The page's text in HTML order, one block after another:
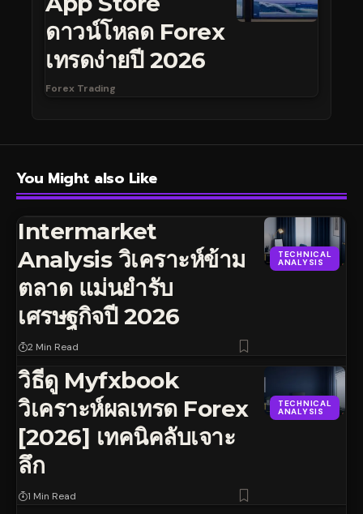
ดาวน์โหลด Forex
เทรดง่ายปี 2026
Forex Trading
You Might also Like
TECHNICAL
ANALYSIS
Intermarket
Analysis วิเคราะห์ข้าม
ตลาด แม่นยำรับ
เศรษฐกิจปี 2026
2 Min Read
TECHNICAL
ANALYSIS
วิธีดู Myfxbook
วิเคราะห์ผลเทรด Forex
[2026] เทคนิคลับเจาะ
ลึก
1 Min Read